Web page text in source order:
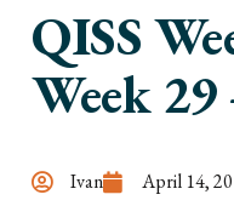
QISS
Week
Ivan April 14,